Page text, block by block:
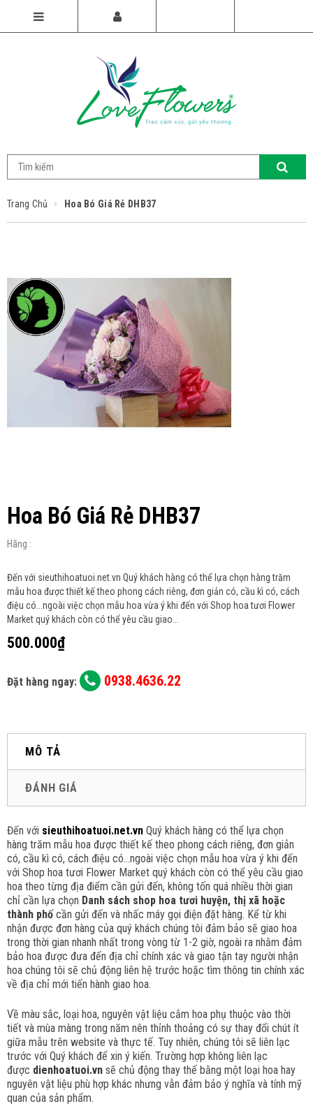
Trang Chủ Hoa Bó Giá Rẻ DHB37
Hoa Bó Giá Rẻ DHB37
Hãng :
Đến với sieuthihoatuoi.net.vn Quý khách hàng có thể lựa chọn hàng trăm
mẫu hoa được thiết kế theo phong cách riêng, đơn giản có, cầu kì có, cách
điệu có...ngoài việc chọn mẫu hoa vừa ý khi đến với Shop hoa tươi Flower
Market quý khách còn có thể yêu cầu giao...
500.000₫
Đặt hàng ngay: 0938.4636.22
MÔ TẢ
ĐÁNH GIÁ
Đến với sieuthihoatuoi.net.vn Quý khách hàng có thể lựa chọn
hàng trăm mẫu hoa được thiết kế theo phong cách riêng, đơn giản
có, cầu kì có, cách điệu có...ngoài việc chọn mẫu hoa vừa ý khi đến
với Shop hoa tươi Flower Market quý khách còn có thể yêu cầu giao
hoa theo từng địa điểm cần gửi đến, không tốn quá nhiều thời gian
chỉ cần lựa chọn Danh sách shop hoa tươi huyện, thị xã hoặc
thành phố cần gửi đến và nhấc máy gọi điện đặt hàng. Kể từ khi
nhận được đơn hàng của quý khách chúng tôi đảm bảo sẽ giao hoa
trong thời gian nhanh nhất trong vòng từ 1-2 giờ, ngoài ra nhằm đảm
bảo hoa được đưa đến địa chỉ chính xác và giao tận tay người nhận
hoa chúng tôi sẽ chủ động liên hệ trước hoặc tìm thông tin chính xác
về địa chỉ mới tiến hành giao hoa.
Về màu sắc, loại hoa, nguyên vật liệu cắm hoa phụ thuộc vào thời
tiết và mùa màng trong năm nên thỉnh thoảng có sự thay đổi chút ít
giữa mẫu trên website và thực tế. Tuy nhiên, chúng tôi sẽ liên lạc
trước với Quý khách để xin ý kiến. Trường hợp không liên lạc
được dienhoatuoi.vn sẽ chủ động thay thế bằng một loại hoa hay
nguyên vật liệu phù hợp khác nhưng vẫn đảm bảo ý nghĩa và tính mỹ
quan của sản phẩm.